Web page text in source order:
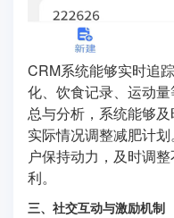
CRM系统能够实时追
化、饮食记录、运动
总与分析，系统能够
实际情况调整减肥计
户保持动力，及时调
利。
三、社交互动与激励机制